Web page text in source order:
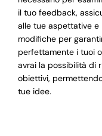
il tuo feedback,
alle tue aspettative
modifiche per
perfettamente i tuoi
avrai la possibilità di
obiettivi,
tue idee.